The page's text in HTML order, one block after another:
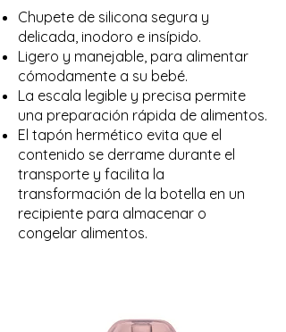
Chupete de silicona segura y
delicada, inodoro e insípido.
Ligero y manejable, para alimentar
cómodamente a su bebé.
La escala legible y precisa permite
una preparación rápida de alimentos.
El tapón hermético evita que el
contenido se derrame durante el
transporte y facilita la
transformación de la botella en un
recipiente para almacenar o
congelar alimentos.